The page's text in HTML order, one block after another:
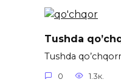
Tushda
Tushda
0 1.3к.